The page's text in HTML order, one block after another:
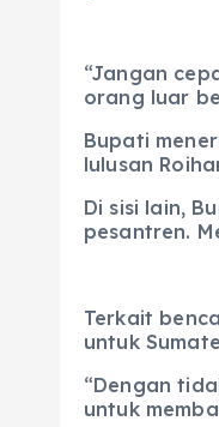
“Jangan
orang luar
Bupati
lulusan
Di sisi lain,
pesantren.
Terkait
untuk
“Dengan
untuk